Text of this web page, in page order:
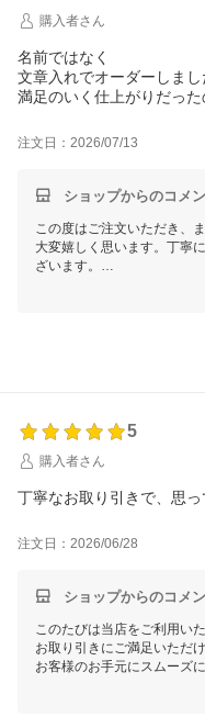
購入者さん
名前ではなく
文章入れでオーダーしまし
満足のいく仕上がりだっ
注文日：2026/07/13
ショップからのコメ
この度はご注文いただき、
大変嬉しく思います。丁寧
ざいます。
めて対応させていただきま
5
購入者さん
丁寧なお取り引きで、思っ
注文日：2026/06/28
ショップからのコメ
このたびは当店をご利用い
お取り引きにご満足いただ
お客様のお手元にスムーズ